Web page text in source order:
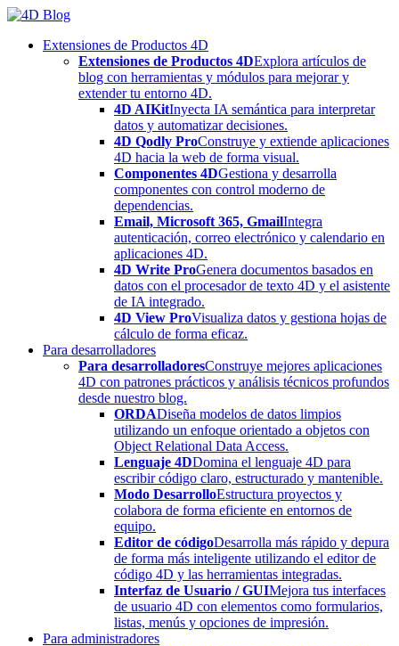
Skip
contentExtensiones de Productos 4D
Extensiones de Productos 4DExplora artículos de
blog con herramientas y módulos para mejorar y
extender tu entorno 4D.
4D AIKitInyecta IA semántica para interpretar
datos y automatizar decisiones.
4D Qodly ProConstruye y extiende aplicaciones
4D hacia la web de forma visual.
Componentes 4DGestiona y desarrolla
componentes con control moderno de
dependencias.
Email, Microsoft 365, GmailIntegra
autenticación, correo electrónico y calendario en
aplicaciones 4D.
4D Write ProGenera documentos basados en
datos con el procesador de texto 4D y el asistente
de IA integrado.
4D View ProVisualiza datos y gestiona hojas de
cálculo de forma eficaz.
Para desarrolladores
Para desarrolladoresConstruye mejores aplicaciones
4D con patrones prácticos y análisis técnicos profundos
desde nuestro blog.
ORDADiseña modelos de datos limpios
utilizando un enfoque orientado a objetos con
Object Relational Data Access.
Lenguaje 4DDomina el lenguaje 4D para
escribir código claro, estructurado y mantenible.
Modo DesarrolloEstructura proyectos y
colabora de forma eficiente en entornos de
equipo.
Editor de códigoDesarrolla más rápido y depura
de forma más inteligente utilizando el editor de
código 4D y las herramientas integradas.
Interfaz de Usuario / GUIMejora tus interfaces
de usuario 4D con elementos como formularios,
listas, menús y opciones de impresión.
Para administradores